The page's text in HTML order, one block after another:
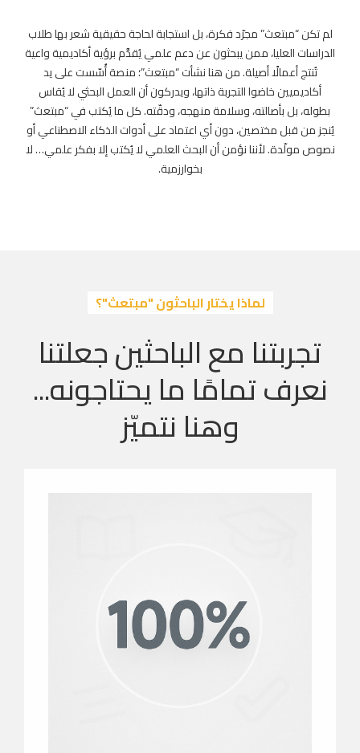
لم تكن “مبتعث” مجرّد فكرة، بل استجابة لحاجة حقيقية شعر بها طلاب
الدراسات العليا، ممن يبحثون عن دعم علمي يُقدَّم برؤية أكاديمية واعية
تُنتج أعمالًا أصيلة. من هنا نشأت “مبتعث”؛ منصة أُسّست على يد
أكاديميين خاضوا التجربة ذاتها، ويدركون أن العمل البحثي لا يُقاس
بطوله، بل بأصالته، وسلامة منهجه، ودقّته. كل ما يُكتب في “مبتعث”
يُنجز من قبل مختصين، دون أي اعتماد على أدوات الذكاء الاصطناعي أو
نصوص مولّدة. لأننا نؤمن أن البحث العلمي لا يُكتب إلا بفكر علمي… لا
بخوارزمية.
لماذا يختار الباحثون "مبتعث"؟
تجربتنا مع الباحثين جعلتنا
نعرف تمامًا ما يحتاجونه...
وهنا نتميّز